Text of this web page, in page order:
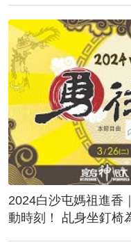
2024白沙屯媽祖進香
動時刻！ 乩身坐釘椅